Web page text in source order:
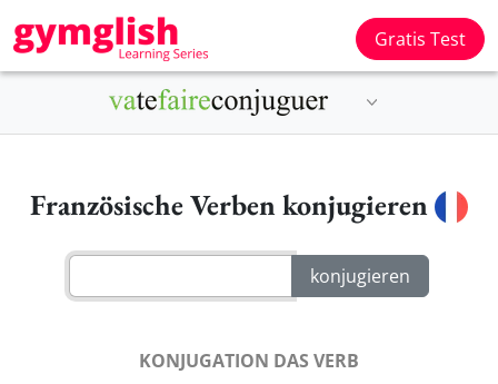
Gratis Test
Französische Verben konjugieren
KONJUGATION DAS VERB